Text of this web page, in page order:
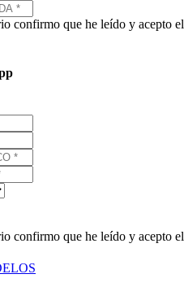
confirmo que he leído y acepto el
confirmo que he leído y acepto el